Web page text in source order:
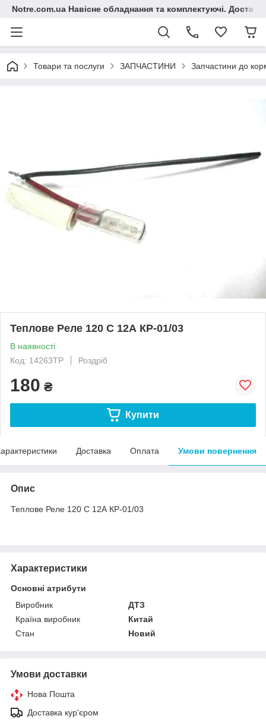
Notre.com.ua Навісне обладнання та комплектуючі.
Товари та послуги ЗАПЧАСТИНИ Запчастини до
Теплове Реле 120 C 12А КР-01/03
В наявності
Код: 14263ТР
Роздріб
180 ₴
Купити
Доставка Оплата Умови повернення
Опис
Теплове Реле 120 C 12А КР-01/03
Характеристики
Основні атрибути
Виробник
ДТЗ
Країна виробник
Китай
Стан
Новий
Умови доставки
Нова Пошта
Доставка кур'єром